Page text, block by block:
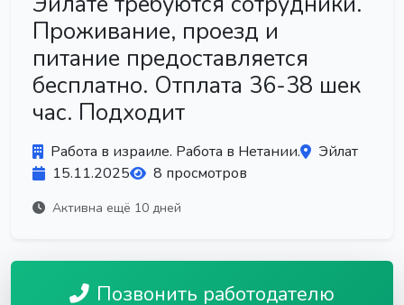
Проживание, проезд и
питание предоставляется
бесплатно. Отплата 36-38 шек
час. Подходит
Работа в израиле. Работа в Нетании.
Эйлат
15.11.2025
8 просмотров
Активна ещё 10 дней
Позвонить работодателю